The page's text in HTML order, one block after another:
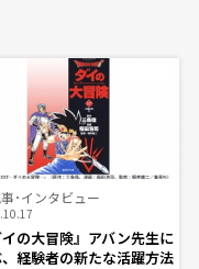
･インタビュー
イの大冒険』アバン先生に
経験者の新たな活躍方法